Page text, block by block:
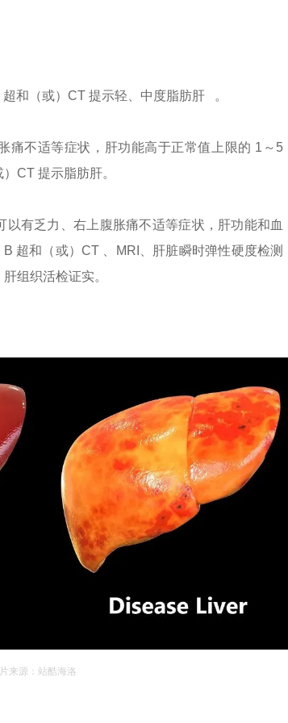
和（或）CT 提示轻、 中度脂肪肝 。
痛不适等症状，肝功能高于正常值上限的 1～5
CT 提示脂肪肝。
以有乏力、右上腹胀痛不适等症状，肝功能和血
超和（或）CT 、MRI、肝脏瞬时弹性硬度检测
组织活检证实。
来源：站酷海洛
冰雪地面为什